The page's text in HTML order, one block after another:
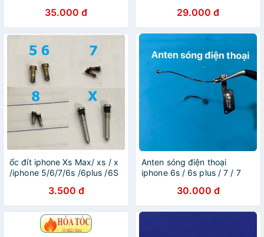
35.000 đ 29.000 đ
ốc đít iphone Xs Max/ xs / x
/iphone 5/6/7/6s /6plus /6S
3.500 đ
Anten sóng điện thoại
iphone 6s / 6s plus / 7 / 7
30.000 đ